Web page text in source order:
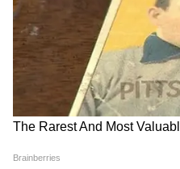
Atiq Ahmed के बेटे की मौत
Akhilesh Yadav के
फजीहत!
समुद्र की तरह क्यों हिल रहा